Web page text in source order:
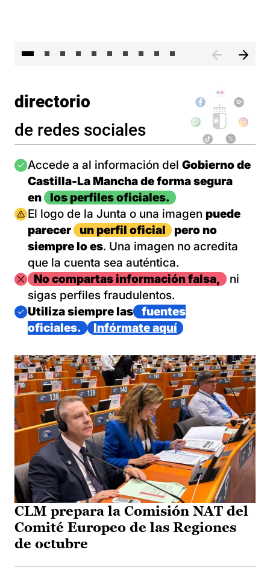
directorio
de redes sociales
Imagen
Accede a al información del Gobierno de
Castilla-La Mancha de forma segura
en
los perfiles oficiales.
Imagen
El logo de la Junta o una imagen puede
parecer
un perfil oficial
pero no
siempre lo es. Una imagen no acredita
que la cuenta sea auténtica.
ImagenNo compartas información falsa,
ni
sigas perfiles fraudulentos.
Imagen
Utiliza siempre las
fuentes
oficiales.
Infórmate aquí
CLM prepara la Comisión NAT del
Comité Europeo de las Regiones
de octubre